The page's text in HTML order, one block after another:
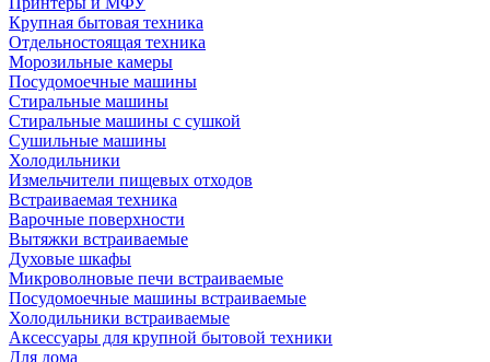
Крупная бытовая техника
Отдельностоящая техника
Морозильные камеры
Посудомоечные машины
Стиральные машины
Стиральные машины с сушкой
Сушильные машины
Холодильники
Измельчители пищевых отходов
Встраиваемая техника
Варочные поверхности
Вытяжки встраиваемые
Духовые шкафы
Микроволновые печи встраиваемые
Посудомоечные машины встраиваемые
Холодильники встраиваемые
Аксессуары для крупной бытовой техники
Для дома